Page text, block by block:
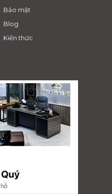
Bảo mật
Blog
Kiến thức